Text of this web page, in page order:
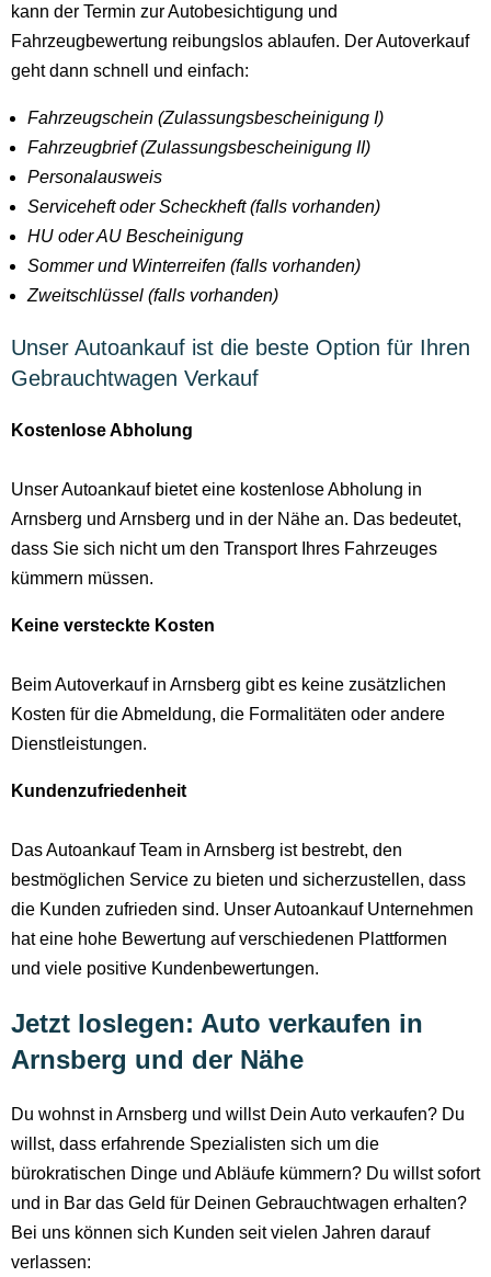
kann der Termin zur Autobesichtigung und
Fahrzeugbewertung reibungslos ablaufen. Der Autoverkauf
geht dann schnell und einfach:
Fahrzeugschein (Zulassungsbescheinigung I)
Fahrzeugbrief (Zulassungsbescheinigung II)
Personalausweis
Serviceheft oder Scheckheft(falls vorhanden)
HU oder AU Bescheinigung
Sommer und Winterreifen (falls vorhanden)
Zweitschlüssel (falls vorhanden)
Unser Autoankauf ist die beste Option für Ihren
Gebrauchtwagen Verkauf
Kostenlose Abholung
Unser Autoankauf bietet eine kostenlose Abholung in
Arnsberg und Arnsberg und in der Nähe an. Das bedeutet,
dass Sie sich nicht um den Transport Ihres Fahrzeuges
kümmern müssen.
Keine versteckte Kosten
Beim Autoverkauf in Arnsberg gibt es keine zusätzlichen
Kosten für die Abmeldung, die Formalitäten oder andere
Dienstleistungen.
Kundenzufriedenheit
Das Autoankauf Team in Arnsberg ist bestrebt, den
bestmöglichen Service zu bieten und sicherzustellen, dass
die Kunden zufrieden sind. Unser Autoankauf Unternehmen
hat eine hohe Bewertung auf verschiedenen Plattformen
und viele positive Kundenbewertungen.
Jetzt loslegen: Auto verkaufen in
Arnsberg und der Nähe
Du wohnst in Arnsberg und willst Dein Auto verkaufen? Du
willst, dass erfahrende Spezialisten sich um die
bürokratischen Dinge und Abläufe kümmern? Du willst sofort
und in Bar das Geld für Deinen Gebrauchtwagen erhalten?
Bei uns können sich Kunden seit vielen Jahren darauf
verlassen: